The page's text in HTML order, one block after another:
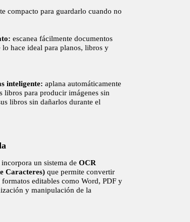
compacto para guardarlo cuando no
escanea fácilmente documentos
lo hace ideal para planos, libros y
inteligente: aplana automáticamente
libros para producir imágenes sin
libros sin dañarlos durante el
un sistema de OCR
Caracteres) que permite convertir
formatos editables como Word, PDF y
y manipulación de la